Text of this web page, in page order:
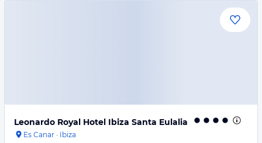
Leonardo Royal Hotel Ibiza Santa Eulalia
Es Canar · Ibiza